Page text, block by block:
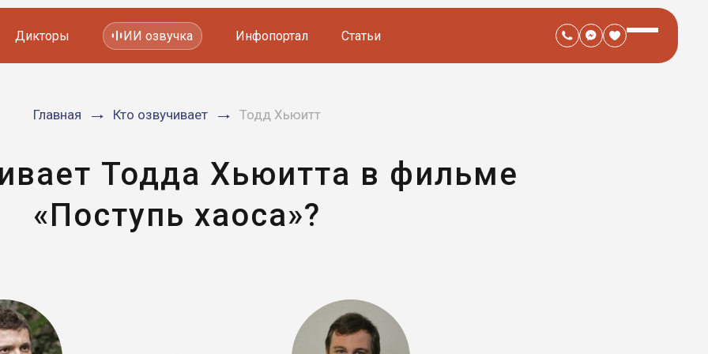
Мультфильмов
Дикторы ИИ озвучка Инфопортал Статьи
Главная Кто озвучивает Тодд Хьюитт
Тодда Хьюитта в фильме
«Поступь хаоса»?